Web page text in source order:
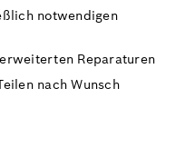
notwendigen
Reparaturen
nach Wunsch